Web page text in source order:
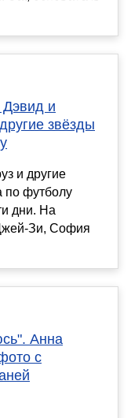
и
звёзды
и другие
по футболу
дни. На
Зи, София
Анна
с